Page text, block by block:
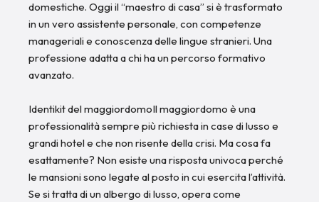
domestiche. Oggi il “maestro di casa” si è trasformato
in un vero assistente personale, con competenze
manageriali e conoscenza delle lingue stranieri. Una
professione adatta a chi ha un percorso formativo
avanzato.
Identikit del maggiordomoIl maggiordomo è una
professionalità sempre più richiesta in case di lusso e
grandi hotel e che non risente della crisi. Ma cosa fa
esattamente? Non esiste una risposta univoca perché
le mansioni sono legate al posto in cui esercita l’attività.
Se si tratta di un albergo di lusso, opera come